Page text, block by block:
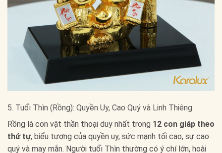
5. Tuổi Thìn (Rồng): Quyền Uy, Cao Quý và Linh Thiêng
Rồng là con vật thần thoại duy nhất trong 12 con giáp theo
thứ tự, biểu tượng của quyền uy, sức mạnh tối cao, sự cao
quý và may mắn. Người tuổi Thìn thường có ý chí lớn, hoài